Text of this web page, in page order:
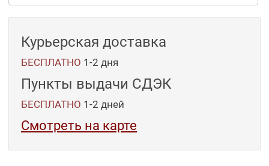
Курьерская доставка
БЕСПЛАТНО 1-2 дня
Пункты выдачи СДЭК
БЕСПЛАТНО 1-2 дней
Смотреть на карте